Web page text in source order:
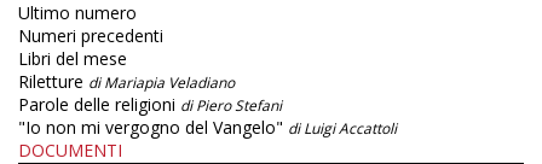
Ultimo numero
Numeri precedenti
Libri del mese
Riletture di Mariapia Veladiano
Parole delle religioni di Piero Stefani
"Io non mi vergogno del Vangelo" di Luigi Accattoli
DOCUMENTI